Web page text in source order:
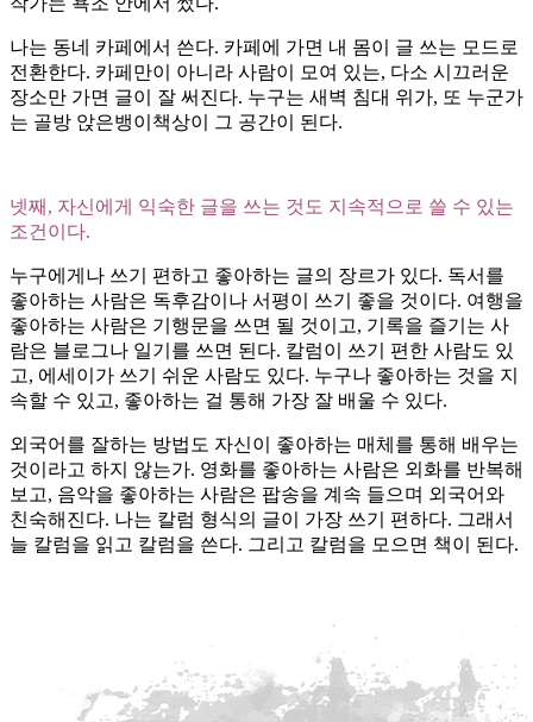
나는 동네 카페에서 쓴다. 카페에 가면 내 몸이 글 쓰는 모드로
전환한다. 카페만이 아니라 사람이 모여 있는, 다소 시끄러운
장소만 가면 글이 잘 써진다. 누구는 새벽 침대 위가, 또 누군가
는 골방 앉은뱅이책상이 그 공간이 된다.
넷째, 자신에게 익숙한 글을 쓰는 것도 지속적으로 쓸 수 있는
조건이다.
누구에게나 쓰기 편하고 좋아하는 글의 장르가 있다. 독서를
좋아하는 사람은 독후감이나 서평이 쓰기 좋을 것이다. 여행을
좋아하는 사람은 기행문을 쓰면 될 것이고, 기록을 즐기는 사
람은 블로그나 일기를 쓰면 된다. 칼럼이 쓰기 편한 사람도 있
고, 에세이가 쓰기 쉬운 사람도 있다. 누구나 좋아하는 것을 지
속할 수 있고, 좋아하는 걸 통해 가장 잘 배울 수 있다.
외국어를 잘하는 방법도 자신이 좋아하는 매체를 통해 배우는
것이라고 하지 않는가. 영화를 좋아하는 사람은 외화를 반복해
보고, 음악을 좋아하는 사람은 팝송을 계속 들으며 외국어와
친숙해진다. 나는 칼럼 형식의 글이 가장 쓰기 편하다. 그래서
늘 칼럼을 읽고 칼럼을 쓴다. 그리고 칼럼을 모으면 책이 된다.